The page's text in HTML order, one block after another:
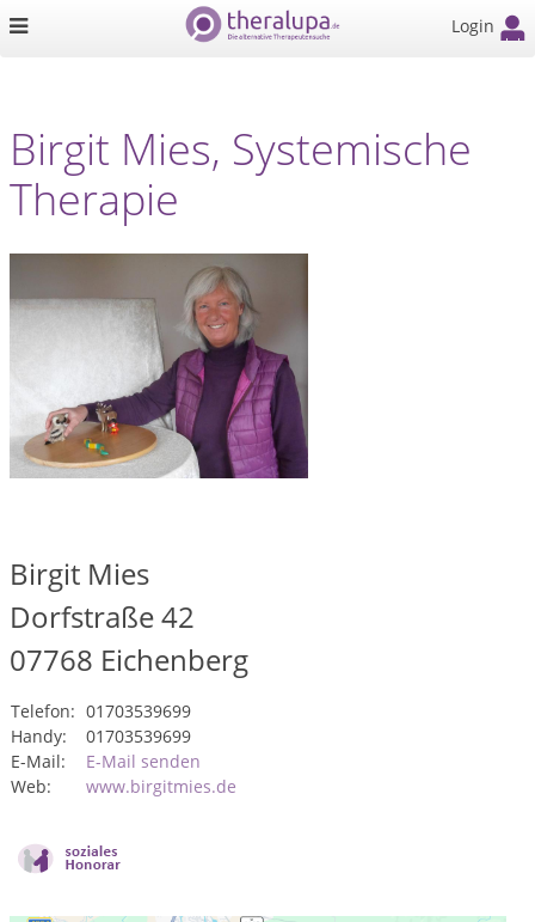
Login
Birgit Mies, Systemische
Therapie
Birgit Mies
Dorfstraße 42
07768 Eichenberg
Telefon: 01703539699
Handy:
01703539699
E-Mail:
E-Mail senden
Web:
www.birgitmies.de